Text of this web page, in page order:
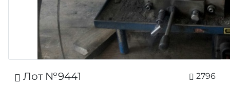
Лот №9441 2796